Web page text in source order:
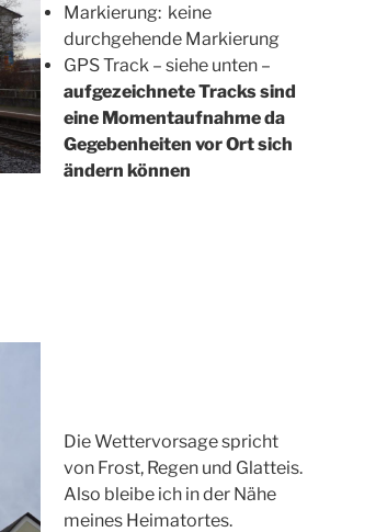
Markierung: keine
durchgehende Markierung
GPS Track – siehe unten –
aufgezeichnete Tracks sind
eine Momentaufnahme da
Gegebenheiten vor Ort sich
ändern können
Die Wettervorsage spricht
von Frost, Regen und Glatteis.
Also bleibe ich in der Nähe
meines Heimatortes.